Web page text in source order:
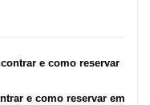
e como reservar em